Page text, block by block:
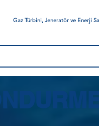
Gaz Türbini, Jeneratör ve Enerji